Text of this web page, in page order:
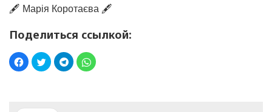
🖋️ Марія Коротаєва 🖋️
Поделиться ссылкой: